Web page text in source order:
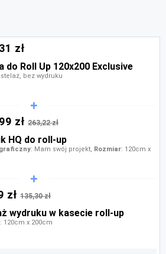
zł
do Roll Up 120x200 Exclusive
bez wydruku
zł 263,22 zł
HQ do roll-up
: Mam swój projekt, Rozmiar: 120cm x
zł 135,30 zł
wydruku w kasecie roll-up
: 120cm x 200cm